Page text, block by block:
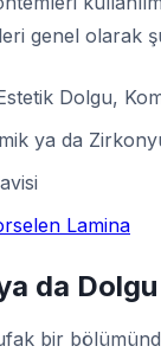
genel olarak
Dolgu,
ya da
Lamina
da
bir